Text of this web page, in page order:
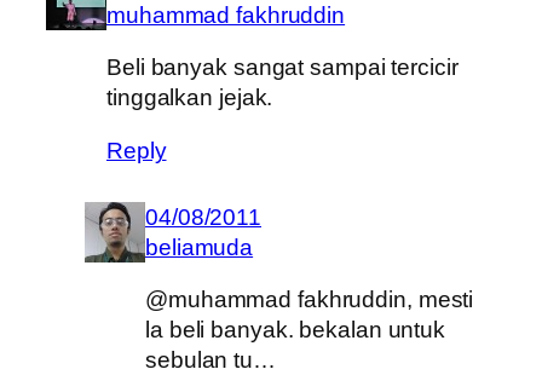
muhammad fakhruddin
Beli banyak sangat sampai tercicir
tinggalkan jejak.
Reply
04/08/2011
beliamuda
@muhammad fakhruddin, mesti
la beli banyak. bekalan untuk
sebulan tu…